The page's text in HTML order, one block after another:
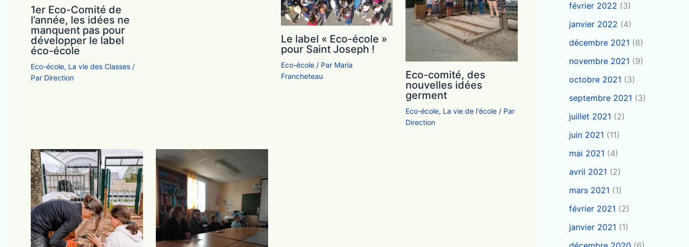
1er Eco-Comité de
l’année, les idées ne
manquent pas pour
développer le label
éco-école
Eco-école, La vie des Classes /
Par Direction
Le label « Eco-école »
pour Saint Joseph !
Eco-école/ Par Maria
Francheteau
Eco-comité, des
nouvelles idées
germent
Eco-école, La vie de l'école / Par
Direction
février 2022 (3)
janvier 2022 (4)
décembre 2021 (8)
novembre 2021 (9)
octobre 2021 (3)
septembre 2021 (3)
juillet 2021 (2)
juin 2021 (11)
mai 2021 (4)
avril 2021 (2)
mars 2021 (1)
février 2021 (2)
janvier 2021 (1)